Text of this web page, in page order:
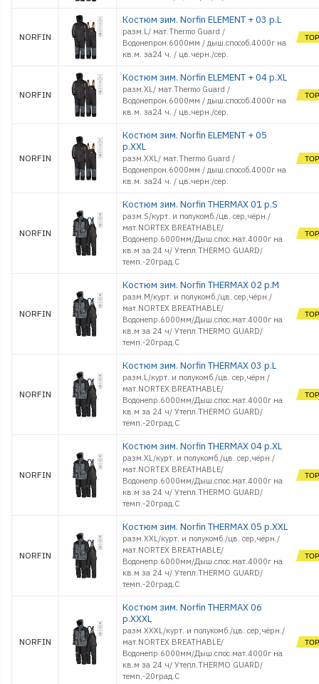
NORFIN
Костюм зим. Norfin ELEMENT + 03 р.L
разм.L/ мат.Thermo Guard /
Водонепрон.6000мм / дыш.способ.4000г на
кв.м. за24 ч. / цв.черн./сер.
NORFIN
Костюм зим. Norfin ELEMENT + 04 р.XL
разм.XL/ мат.Thermo Guard /
Водонепрон.6000мм / дыш.способ.4000г на
кв.м. за24 ч. / цв.черн./сер.
NORFIN
Костюм зим. Norfin ELEMENT + 05
р.XXL
разм.XXL/ мат.Thermo Guard /
Водонепрон.6000мм / дыш.способ.4000г на
кв.м. за24 ч. / цв.черн./сер.
NORFIN
Костюм зим. Norfin THERMAX 01 р.S
разм.S/курт. и полукомб./цв. сер,чёрн./
мат.NORTEX BREATHABLE/
Водонепр.6000мм/Дыш.спос.мат.4000г на
кв.м за 24 ч/ Утепл.THERMO GUARD/
темп.-20град.С
NORFIN
Костюм зим. Norfin THERMAX 02 р.M
разм.M/курт. и полукомб./цв. сер,чёрн./
мат.NORTEX BREATHABLE/
Водонепр.6000мм/Дыш.спос.мат.4000г на
кв.м за 24 ч/ Утепл.THERMO GUARD/
темп.-20град.С
NORFIN
Костюм зим. Norfin THERMAX 03 р.L
разм.L/курт. и полукомб./цв. сер,чёрн./
мат.NORTEX BREATHABLE/
Водонепр.6000мм/Дыш.спос.мат.4000г на
кв.м за 24 ч/ Утепл.THERMO GUARD/
темп.-20град.С
NORFIN
Костюм зим. Norfin THERMAX 04 р.XL
разм.XL/курт. и полукомб./цв. сер,чёрн./
мат.NORTEX BREATHABLE/
Водонепр.6000мм/Дыш.спос.мат.4000г на
кв.м за 24 ч/ Утепл.THERMO GUARD/
темп.-20град.С
NORFIN
Костюм зим. Norfin THERMAX 05 р.XXL
разм.XXL/курт. и полукомб./цв. сер,чёрн./
мат.NORTEX BREATHABLE/
Водонепр.6000мм/Дыш.спос.мат.4000г на
кв.м за 24 ч/ Утепл.THERMO GUARD/
темп.-20град.С
NORFIN
Костюм зим. Norfin THERMAX 06
р.XXXL
разм.XXXL/курт. и полукомб./цв. сер,чёрн./
мат.NORTEX BREATHABLE/
Водонепр.6000мм/Дыш.спос.мат.4000г на
кв.м за 24 ч/ Утепл.THERMO GUARD/
темп.-20град.С